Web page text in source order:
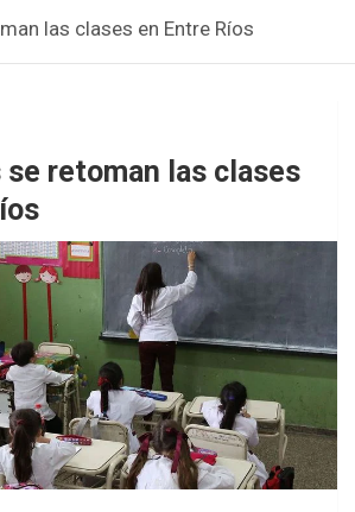
las clases en Entre Ríos
se retoman las clases